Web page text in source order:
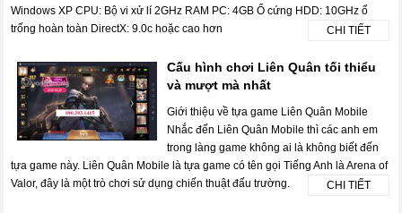
Windows XP CPU: Bộ vi xử lí 2GHz RAM PC: 4GB Ổ cứng HDD: 10GHz ổ
trống hoàn toàn DirectX: 9.0c hoặc cao hơn
CHI TIẾT
Cấu hình chơi Liên Quân tối thiểu
và mượt mà nhất
Giới thiệu về tựa game Liên Quân Mobile
Nhắc đến Liên Quân Mobile thì các anh em
trong làng game không ai là không biết đến
tựa game này. Liên Quân Mobile là tựa game có tên gọi Tiếng Anh là Arena of
Valor, đây là một trò chơi sử dụng chiến thuật đấu trường.
CHI TIẾT